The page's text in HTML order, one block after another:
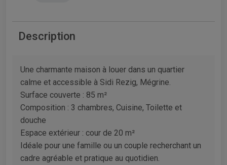
Description
Une charmante maison à louer dans un quartier
calme et accessible à Sidi Rezig, Mégrine.
Surface couverte : 85 m²
Composition : 3 chambres, Cuisine, Toilette et
douche
Espace extérieur : cour de 20 m²
Idéale pour une famille ou un couple recherchant un
cadre agréable et pratique au quotidien.